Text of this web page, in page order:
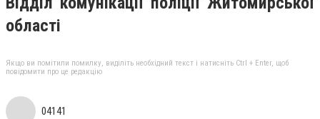
області
Якщо ви помітили помилку, виділіть необхідний текст і натисніть Ctrl + Enter, щоб
повідомити про це редакцію
04141